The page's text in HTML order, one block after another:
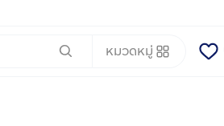
หมวดหมู่